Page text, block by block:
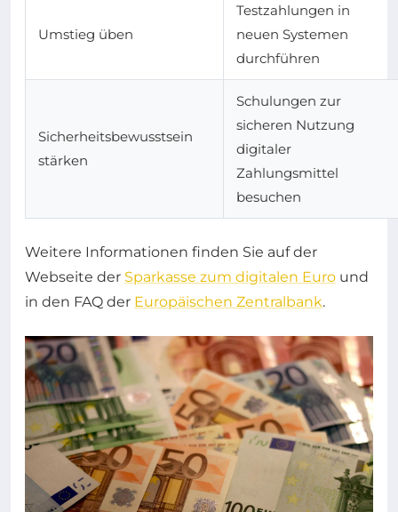
Umstieg üben
Testzahlungen in
neuen Systemen
durchführen
Sicherheitsbewusstsein
stärken
Schulungen zur
sicheren Nutzung
digitaler
Zahlungsmittel
besuchen
Weitere Informationen finden Sie auf der
Webseite der Sparkasse zum digitalen Euro und
in den FAQ der Europäischen Zentralbank.